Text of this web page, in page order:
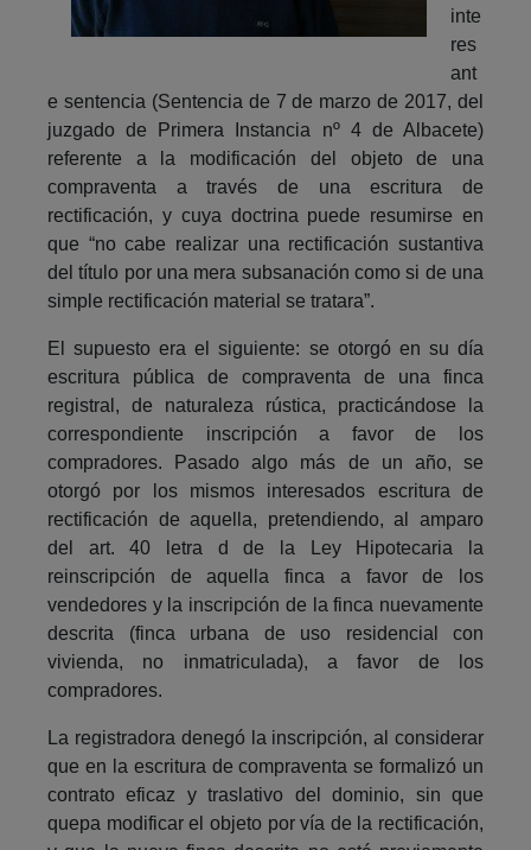
inte
res
ant
e sentencia (Sentencia de 7 de marzo de 2017, del
juzgado de Primera Instancia nº 4 de Albacete)
referente a la modificación del objeto de una
compraventa a través de una escritura de
rectificación, y cuya doctrina puede resumirse en
que “no cabe realizar una rectificación sustantiva
del título por una mera subsanación como si de una
simple rectificación material se tratara”.
El supuesto era el siguiente: se otorgó en su día
escritura pública de compraventa de una finca
registral, de naturaleza rústica, practicándose la
correspondiente inscripción a favor de los
compradores. Pasado algo más de un año, se
otorgó por los mismos interesados escritura de
rectificación de aquella, pretendiendo, al amparo
del art. 40 letra d de la Ley Hipotecaria la
reinscripción de aquella finca a favor de los
vendedores y la inscripción de la finca nuevamente
descrita (finca urbana de uso residencial con
vivienda, no inmatriculada), a favor de los
compradores.
La registradora denegó la inscripción, al considerar
que en la escritura de compraventa se formalizó un
contrato eficaz y traslativo del dominio, sin que
quepa modificar el objeto por vía de la rectificación,